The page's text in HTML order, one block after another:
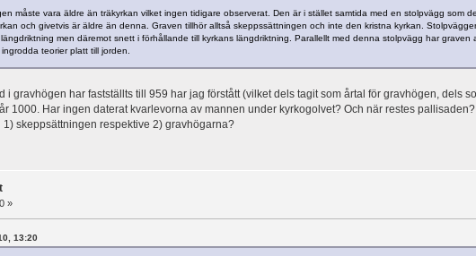
måste vara äldre än träkyrkan vilket ingen tidigare observerat. Den är i stället samtida med en stolpvägg som
och givetvis är äldre än denna. Graven tillhör alltså skeppssättningen och inte den kristna kyrkan.
men däremot snett i förhållande till kyrkans längdriktning. Parallellt med denna stolpvägg har graven
teorier platt till jorden.
i gravhögen har fastställts till 959 har jag förstått (vilket dels tagit som årtal för gravhögen, dels
1000. Har ingen daterat kvarlevorna av mannen under kyrkogolvet? Och när restes pallisaden?
skeppsättningen respektive 2) gravhögarna?
»
13:20